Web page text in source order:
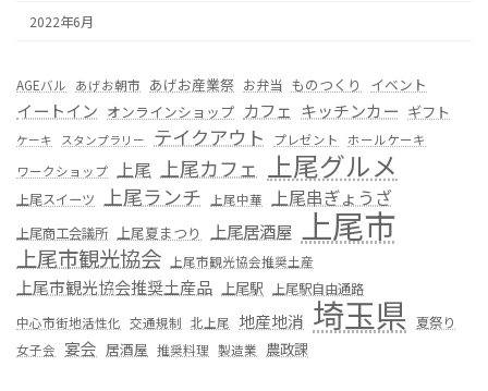
2022年6月
AGEバル あげお朝市 あげお産業祭 お弁当 ものつくり イベント
イートイン オンラインショップ カフェ キッチンカー ギフト
ケーキ スタンプラリー テイクアウト プレゼント
ホールケーキ
ワークショップ 上尾 上尾カフェ 上尾グルメ
上尾スイーツ 上尾ランチ 上尾中華 上尾串ぎょうざ
上尾商工会議所 上尾夏まつり 上尾居酒屋 上尾市
上尾市観光協会 上尾市観光協会推奨土産
上尾市観光協会推奨土産品 上尾駅 上尾駅自由通路
中心市街地活性化 交通規制 北上尾 地産地消 埼玉県 夏祭り
女子会 宴会 居酒屋 推奨料理 製造業 農政課